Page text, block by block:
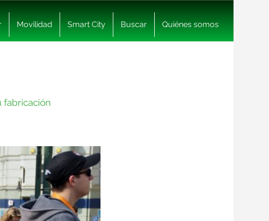
Movilidad Smart City Buscar Quiénes somos
fabricación